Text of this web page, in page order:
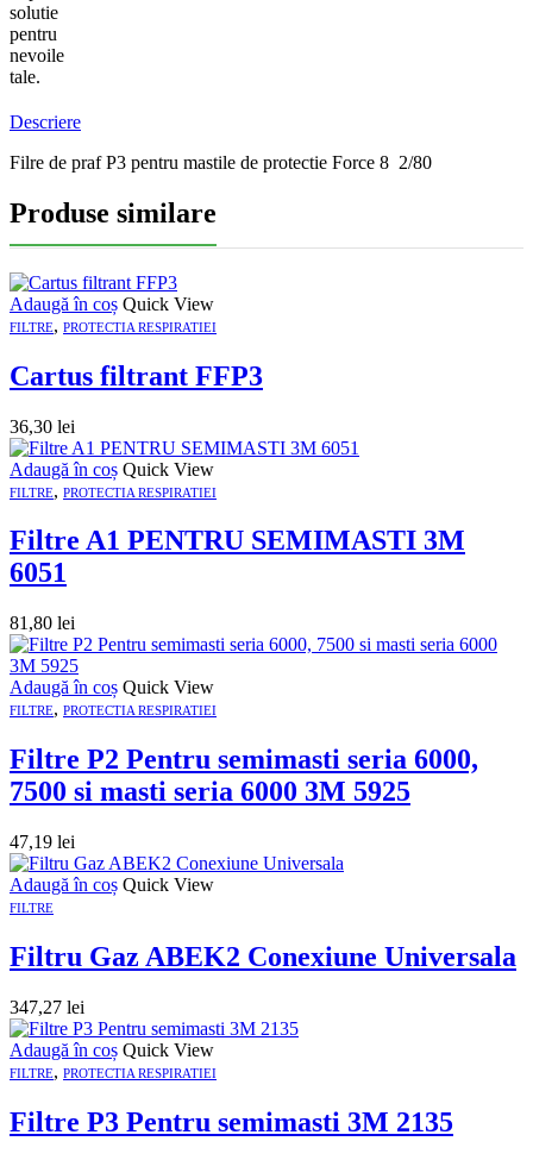
solutie
pentru
nevoile
tale.
Descriere
Filre de praf P3 pentru mastile de protectie Force 8 2/80
Produse similare
Adaugă în coș Quick View
FILTRE, PROTECTIA RESPIRATIEI
Cartus filtrant FFP3
36,30 lei
Adaugă în coș Quick View
FILTRE, PROTECTIA RESPIRATIEI
Filtre A1 PENTRU SEMIMASTI 3M
6051
81,80 lei
Adaugă în coș Quick View
FILTRE, PROTECTIA RESPIRATIEI
Filtre P2 Pentru semimasti seria 6000,
7500 si masti seria 6000 3M 5925
47,19 lei
Adaugă în coș Quick View
FILTRE
Filtru Gaz ABEK2 Conexiune Universala
347,27 lei
Adaugă în coș Quick View
FILTRE, PROTECTIA RESPIRATIEI
Filtre P3 Pentru semimasti 3M 2135